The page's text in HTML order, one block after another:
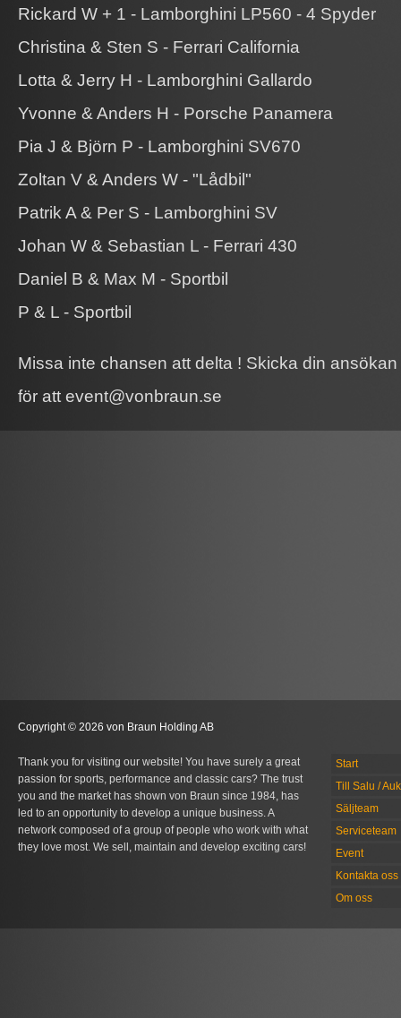
Rickard W + 1 - Lamborghini LP560 - 4 Spyder
​​Christina & Sten S - Ferrari California
​​Lotta & Jerry H - Lamborghini Gallardo
Yvonne & Anders H - Porsche Panamera
Pia J & Björn P - Lamborghini SV670
Zoltan V & Anders W - "Lådbil"
Patrik A & Per S - Lamborghini SV
Johan W & Sebastian L - Ferrari 430
Daniel B & Max M - Sportbil
P & L - Sportbil
Missa inte chansen att delta ! Skicka din
för att event@vonbraun.se
Copyright © 2026 von Braun Holding AB
Thank you for visiting our website! You have surely a great
passion for sports, performance and classic cars? The trust
you and the market has shown von Braun since 1984, has
led to an opportunity to develop a unique business. A
network composed of a group of people who work with what
they love most. We sell, maintain and develop exciting cars!
Start
Till Salu /
Säljteam
Serviceteam
Event
Kontakta oss
Om oss